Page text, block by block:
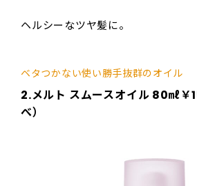
ヘルシーなツヤ髪に。
ベタつかない使い勝手抜群のオイル
2.メルト スムースオイル 80㎖￥
べ）